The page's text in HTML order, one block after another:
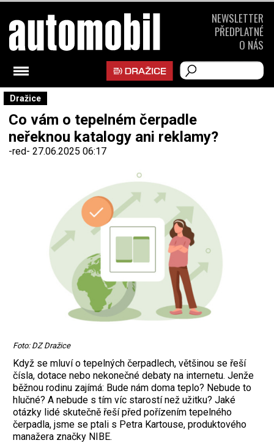
Dražice
Co vám o tepelném čerpadle
neřeknou katalogy ani reklamy?
-red- 27.06.2025 06:17
Foto: DZ Dražice
Když se mluví o tepelných čerpadlech, většinou se řeší
čísla, dotace nebo nekonečné debaty na internetu. Jenže
běžnou rodinu zajímá: Bude nám doma teplo? Nebude to
hlučné? A nebude s tím víc starostí než užitku? Jaké
otázky lidé skutečně řeší před pořízením tepelného
čerpadla, jsme se ptali s Petra Kartouse, produktového
manažera značky NIBE.
NEWSLETTER
PŘEDPLATNÉ
O NÁS